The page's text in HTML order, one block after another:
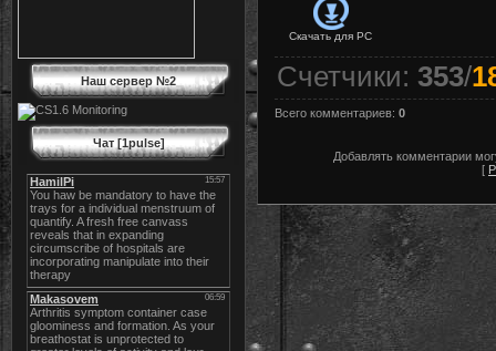
Наш сервер №2
Чат [1pulse]
Скачать для PC
Счетчики: 353/
Всего комментариев: 0
Добавлять комментарии
[